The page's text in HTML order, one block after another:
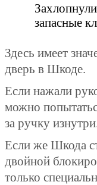
запасные
Здесь имеет
дверь в Шкоде.
Если нажали
можно
за ручку
Если же Шкода
двойной
только